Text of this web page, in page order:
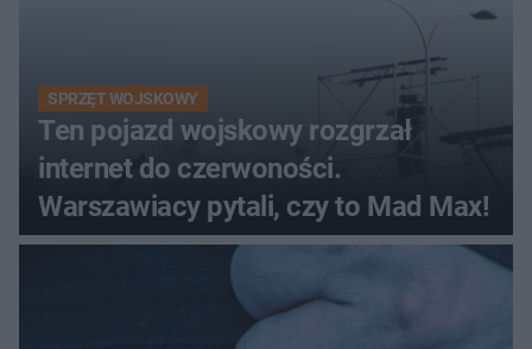
SPRZĘT WOJSKOWY
Ten pojazd wojskowy rozgrzał
internet do czerwoności.
Warszawiacy pytali, czy to Mad Max!